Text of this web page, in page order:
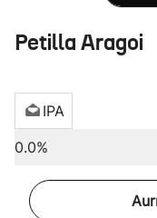
Petilla Aragoi
IPA
0.0%